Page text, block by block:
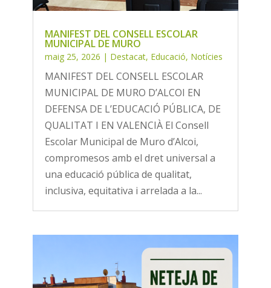
MANIFEST DEL CONSELL ESCOLAR
MUNICIPAL DE MURO
maig 25, 2026 | Destacat, Educació, Notícies
MANIFEST DEL CONSELL ESCOLAR
MUNICIPAL DE MURO D’ALCOI EN
DEFENSA DE L’EDUCACIÓ PÚBLICA, DE
QUALITAT I EN VALENCIÀ El Consell
Escolar Municipal de Muro d’Alcoi,
compromesos amb el dret universal a
una educació pública de qualitat,
inclusiva, equitativa i arrelada a la...